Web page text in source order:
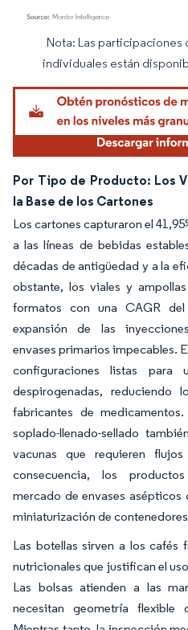
Imagen © Mordor Intelligence. El uso
Nota: Las
individuales están
Por Tipo de Producto: Los
la Base de los Cartones
Los cartones capturaron el
a las líneas de bebidas
décadas de antigüedad y a la
obstante, los viales y
formatos con una CAGR
expansión de las
envases primarios impecables.
configuraciones listas para
despirogenadas,
fabricantes de
soplado-llenado-sellado
vacunas que requieren
consecuencia, los
mercado de envases
miniaturización de
Las botellas sirven a los
nutricionales que justifican el
Las bolsas atienden a las
necesitan geometría